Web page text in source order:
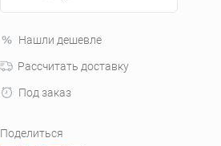
Нашли дешевле
Рассчитать доставку
Под заказ
Поделиться